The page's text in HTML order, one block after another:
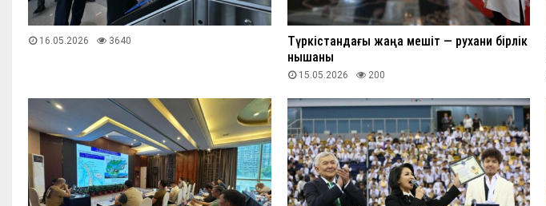
16.05.2026 3640
Түркістандағы жаңа мешіт — рухани бірлік
нышаны
15.05.2026 200